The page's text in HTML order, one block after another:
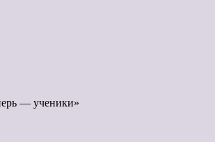
— ученики»